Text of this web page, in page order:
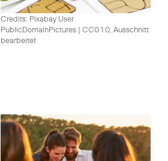
Credits: Pixabay User
PublicDomainPictures | CC0 1.0, Ausschnitt
bearbeitet